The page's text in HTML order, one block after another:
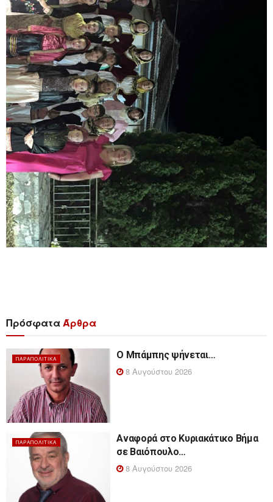
ΠρόσφαταΆρθρα
ΠΑΡΑΠΟΛΙΤΙΚΆ
Ο Μπάμπης ψήνεται…
8 Αυγούστου 2026
ΠΑΡΑΠΟΛΙΤΙΚΆ
Αναφορά στο Κυριακάτικο Βήμα
σε Βαιόπουλο…
8 Αυγούστου 2026